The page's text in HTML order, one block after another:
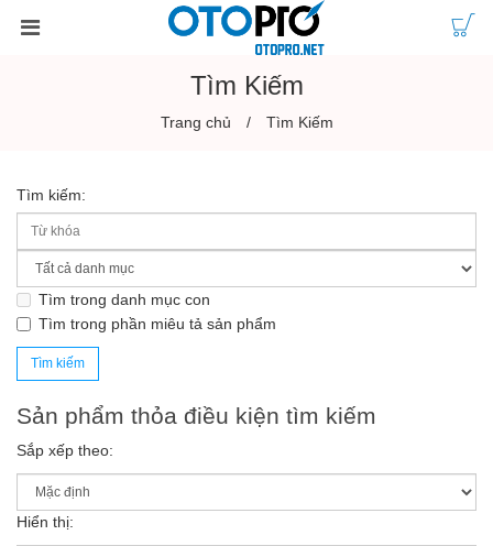
Tìm Kiếm
Trang chủ Tìm Kiếm
Tìm kiếm:
Tìm trong danh mục con
Tìm trong phần miêu tả sản phẩm
Sản phẩm thỏa điều kiện tìm kiếm
Sắp xếp theo:
Hiển thị: